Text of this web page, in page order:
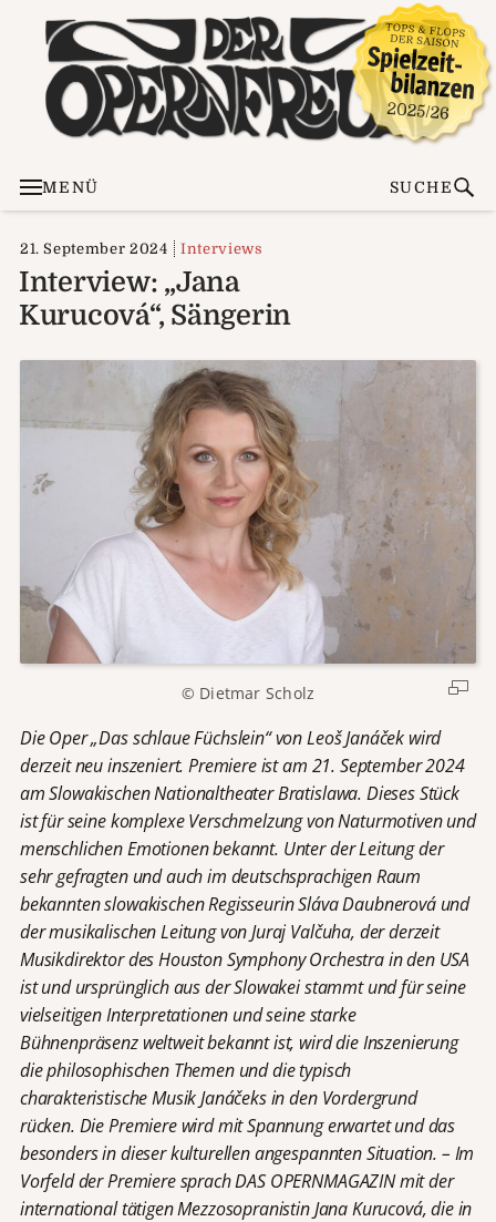
MENÜ SUCHE
21. September 2024 Interviews
Interview: „Jana
Kurucová“, Sängerin
© Dietmar Scholz
Die Oper „Das schlaue Füchslein“ von Leoš Janáček wird
derzeit neu inszeniert. Premiere ist am 21. September 2024
am Slowakischen Nationaltheater Bratislawa. Dieses Stück
ist für seine komplexe Verschmelzung von Naturmotiven und
menschlichen Emotionen bekannt. Unter der Leitung der
sehr gefragten und auch im deutschsprachigen Raum
bekannten slowakischen Regisseurin Sláva Daubnerová und
der musikalischen Leitung von Juraj Valčuha, der derzeit
Musikdirektor des Houston Symphony Orchestra in den USA
ist und ursprünglich aus der Slowakei stammt und für seine
vielseitigen Interpretationen und seine starke
Bühnenpräsenz weltweit bekannt ist, wird die Inszenierung
die philosophischen Themen und die typisch
charakteristische Musik Janáčeks in den Vordergrund
rücken. Die Premiere wird mit Spannung erwartet und das
besonders in dieser kulturellen angespannten Situation. – Im
Vorfeld der Premiere sprach DAS OPERNMAGAZIN mit der
international tätigen Mezzosopranistin Jana Kurucová, die in